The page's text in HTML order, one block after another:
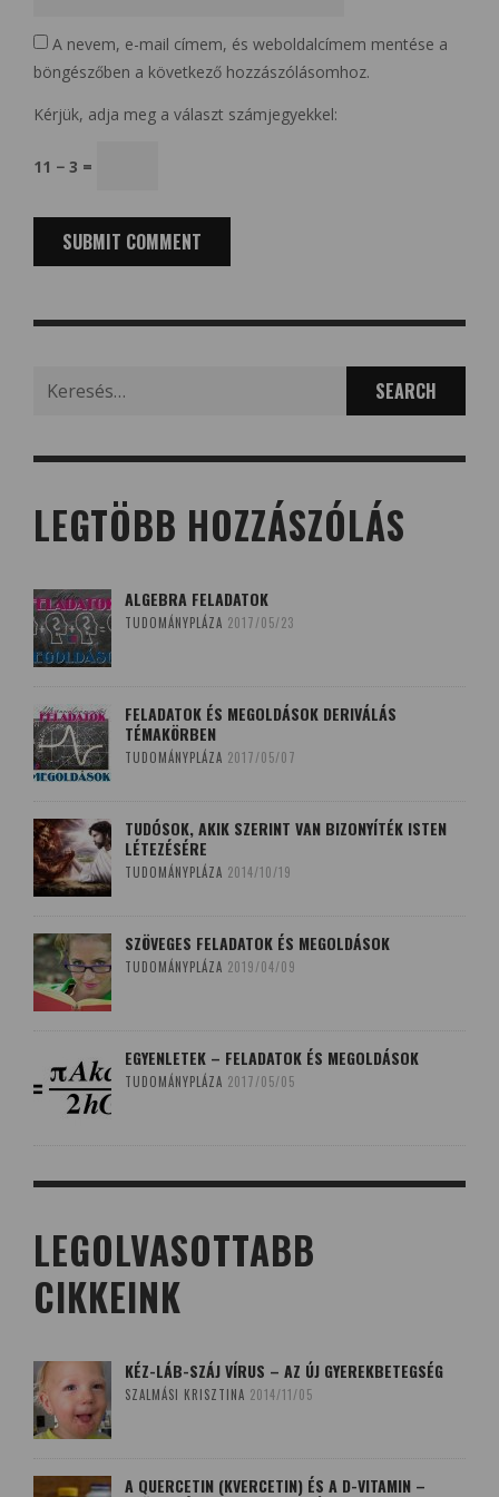
A nevem, e-mail címem, és weboldalcímem mentése a
böngészőben a következő hozzászólásomhoz.
Kérjük, adja meg a választ számjegyekkel:
11 − 3 =
for:
LEGTÖBB HOZZÁSZÓLÁS
ALGEBRA FELADATOK
TUDOMÁNYPLÁZA 2017/05/23
FELADATOK ÉS MEGOLDÁSOK DERIVÁLÁS
TÉMAKÖRBEN
TUDOMÁNYPLÁZA 2017/05/07
TUDÓSOK, AKIK SZERINT VAN BIZONYÍTÉK ISTEN
LÉTEZÉSÉRE
TUDOMÁNYPLÁZA 2014/10/19
SZÖVEGES FELADATOK ÉS MEGOLDÁSOK
TUDOMÁNYPLÁZA 2019/04/09
EGYENLETEK – FELADATOK ÉS MEGOLDÁSOK
TUDOMÁNYPLÁZA 2017/05/05
LEGOLVASOTTABB
CIKKEINK
KÉZ-LÁB-SZÁJ VÍRUS – AZ ÚJ GYEREKBETEGSÉG
SZALMÁSI KRISZTINA 2014/11/05
A QUERCETIN (KVERCETIN) ÉS A D-VITAMIN –